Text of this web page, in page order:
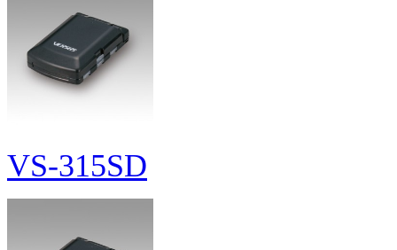
VS-315SD